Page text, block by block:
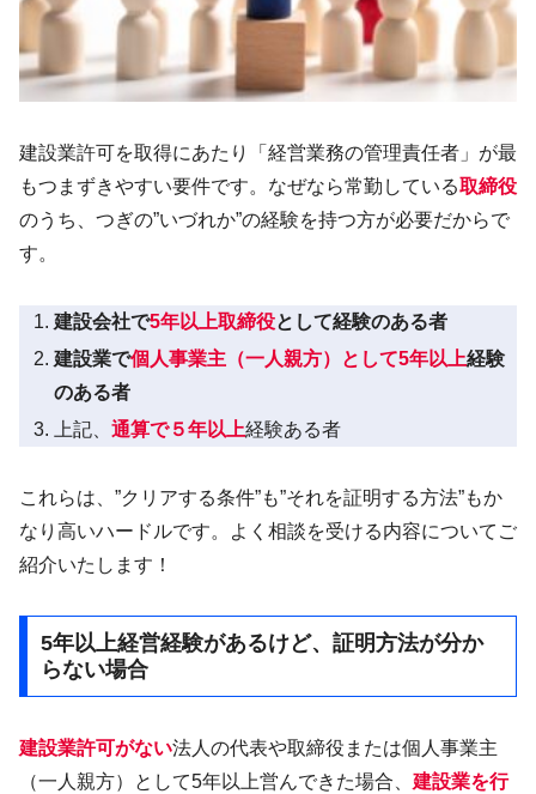
建設業許可を取得にあたり「経営業務の管理責任者」が最
もつまずきやすい要件です。なぜなら常勤している取締役
のうち、つぎの”いづれか”の経験を持つ方が必要だからで
す。
建設会社で5年以上取締役として経験のある者
建設業で個人事業主（一人親方）として5年以上経験
のある者
上記、通算で５年以上経験ある者
これらは、”クリアする条件”も”それを証明する方法”もか
なり高いハードルです。よく相談を受ける内容についてご
紹介いたします！
5年以上経営経験があるけど、証明方法が分か
らない場合
建設業許可がない法人の代表や取締役または個人事業主
（一人親方）として5年以上営んできた場合、 建設業を行